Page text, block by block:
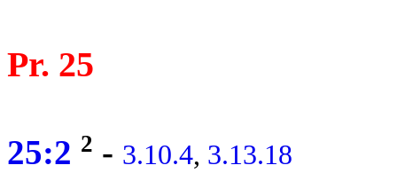
Pr. 25
25:2 2 - 3.10.4, 3.13.18